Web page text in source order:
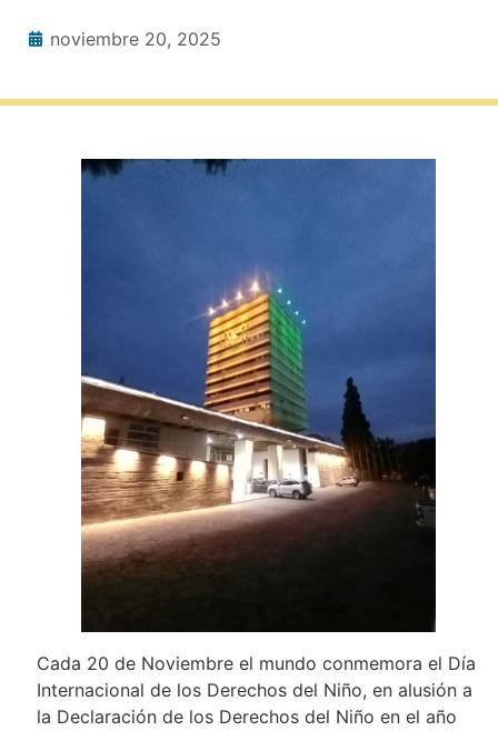
noviembre 20, 2025
Cada 20 de Noviembre el mundo conmemora el Día
Internacional de los Derechos del Niño, en alusión a
la Declaración de los Derechos del Niño en el año